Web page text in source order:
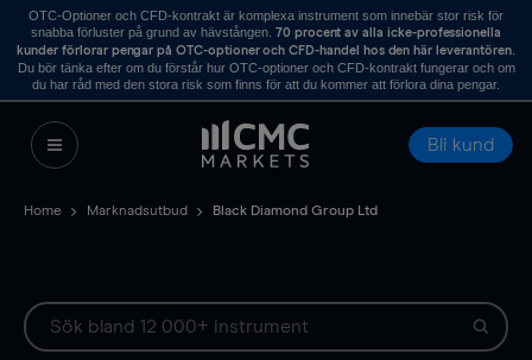
OTC-Optioner och CFD-kontrakt är komplexa instrument som innebär stor risk för
snabba förluster på grund av hävstången. 70 procent av alla icke-professionella
kunder förlorar pengar på OTC-optioner och CFD-handel hos den här leverantören.
Du bör tänka efter om du förstår hur OTC-optioner och CFD-kontrakt fungerar och om
du har råd med den stora risk som finns för att du kommer att förlora dina pengar.
Bli kund
Home Marknadsutbud Black Diamond Group Ltd